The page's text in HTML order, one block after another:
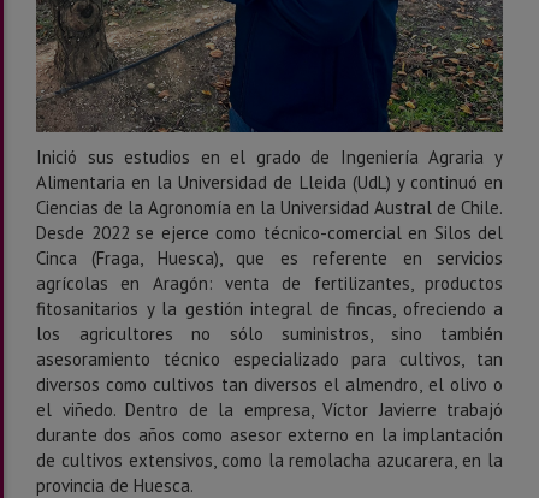
Inició sus estudios en el grado de Ingeniería Agraria y
Alimentaria en la Universidad de Lleida (UdL) y continuó en
Ciencias de la Agronomía en la Universidad Austral de Chile.
Desde 2022 se ejerce como técnico-comercial en Silos del
Cinca (Fraga, Huesca), que es referente en servicios
agrícolas en Aragón: venta de fertilizantes, productos
fitosanitarios y la gestión integral de fincas, ofreciendo a
los agricultores no sólo suministros, sino también
asesoramiento técnico especializado para cultivos, tan
diversos como cultivos tan diversos el almendro, el olivo o
el viñedo. Dentro de la empresa, Víctor Javierre trabajó
durante dos años como asesor externo en la implantación
de cultivos extensivos, como la remolacha azucarera, en la
provincia de Huesca.